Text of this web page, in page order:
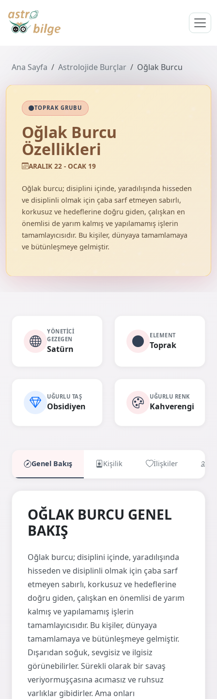
Ana Sayfa Astrolojide Burçlar Oğlak Burcu
TOPRAK GRUBU
Oğlak Burcu
Özellikleri
ARALIK 22 - OCAK 19
Oğlak burcu; disiplini içinde, yaradılışında hisseden
ve disiplinli olmak için çaba sarf etmeyen sabırlı,
korkusuz ve hedeflerine doğru giden, çalışkan en
önemlisi de yarım kalmış ve yapılamamış işlerin
tamamlayıcısıdır. Bu kişiler, dünyaya tamamlamaya
ve bütünleşmeye gelmiştir.
YÖNETICI
GEZEGEN
Satürn
ELEMENT
Toprak
UĞURLU TAŞ
Obsidiyen
UĞURLU RENK
Kahverengi
Genel Bakış Kişilik İlişkiler
OĞLAK BURCU GENEL
BAKIŞ
Oğlak burcu; disiplini içinde, yaradılışında
hisseden ve disiplinli olmak için çaba sarf
etmeyen sabırlı, korkusuz ve hedeflerine
doğru giden, çalışkan en önemlisi de yarım
kalmış ve yapılamamış işlerin
tamamlayıcısıdır. Bu kişiler, dünyaya
tamamlamaya ve bütünleşmeye gelmiştir.
Dışarıdan soğuk, sevgisiz ve ilgisiz
görünebilirler. Sürekli olarak bir savaş
veriyormuşçasına acımasız ve ruhsuz
varlıklar gibidirler. Ama onları